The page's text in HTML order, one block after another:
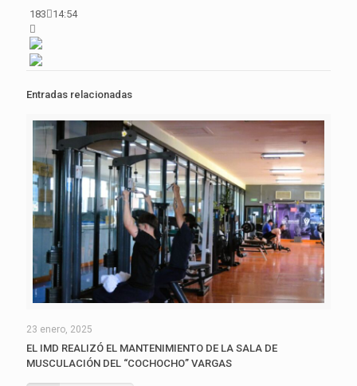
183  14:54

Entradas relacionadas
23 enero, 2025
EL IMD REALIZÓ EL MANTENIMIENTO DE LA SALA DE
MUSCULACIÓN DEL “COCHOCHO” VARGAS